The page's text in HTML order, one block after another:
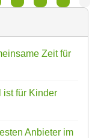
Zeit für
ist für Kinder
Anbieter im